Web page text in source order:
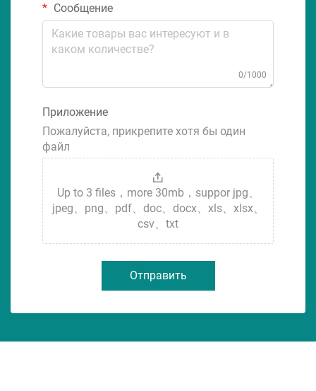
Сообщение
0/1000
Приложение
Пожалуйста, прикрепите хотя бы один
файл
Up to 3 files，more 30mb，suppor jpg、
jpeg、png、pdf、doc、docx、xls、xlsx、
csv、txt
Отправить